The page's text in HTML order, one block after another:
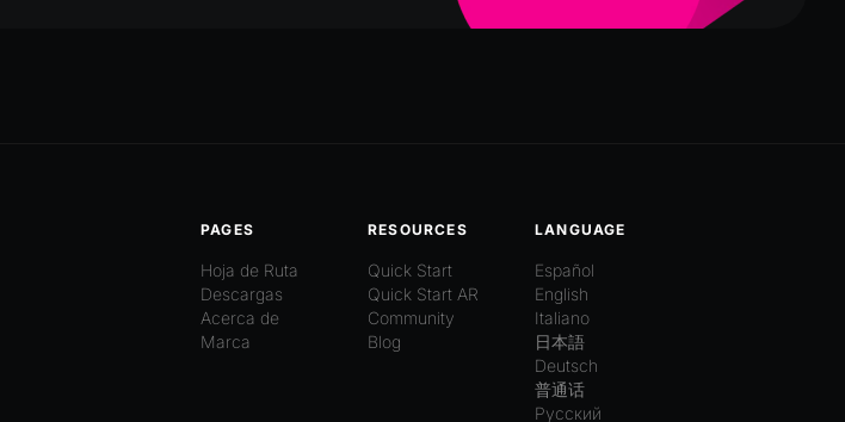
PAGES
Hoja de Ruta
Descargas
Acerca de
Marca
RESOURCES
Quick Start
Quick Start AR
Community
Blog
LANGUAGE
Español
English
Italiano
日本語
Deutsch
普通话
Русский